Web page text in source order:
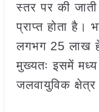
स्तर पर की
प्राप्त होता है।
लगभग 25 लाख
मुख्यतः इसमें
जलवायुविक